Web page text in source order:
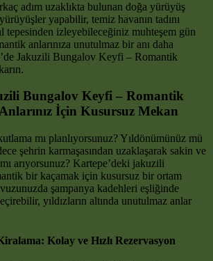
adım uzaklıkta bulunan doğa yürüyüş
yapabilir, temiz havanın tadını
tepesinden izleyebileceğiniz muhteşem gün
anlarınıza unutulmaz bir anı daha
Jakuzili Bungalov Keyfi – Romantik
Bungalov Keyfi – Romantik
İçin Kusursuz Mekan
mı planlıyorsunuz? Yıldönümünüz mü
şehrin karmaşasından uzaklaşarak sakin ve
arıyorsunuz? Kartepe’deki jakuzili
bir kaçamak için kusursuz bir ortam
şampanya kadehleri eşliğinde
yıldızların altında unutulmaz anlar
Kolay ve Hızlı Rezervasyon